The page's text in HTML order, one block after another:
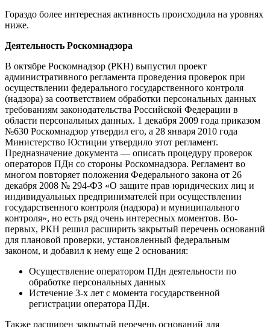
Гораздо более интересная активность происходила на уровнях
ниже.
Деятельность Роскомнадзора
В октябре Роскомнадзор (РКН) выпустил проект
административного регламента проведения проверок при
осуществлении федерального государственного контроля
(надзора) за соответствием обработки персональных данных
требованиям законодательства Российской Федерации в
области персональных данных. 1 декабря 2009 года приказом
№630 Роскомнадзор утвердил его, а 28 января 2010 года
Министерство Юстиции утвердило этот регламент.
Предназначение документа — описать процедуру проверок
операторов ПДн со стороны Роскомнадзора. Регламент во
многом повторяет положения Федерального закона от 26
декабря 2008 № 294-ФЗ «О защите прав юридических лиц и
индивидуальных предпринимателей при осуществлении
государственного контроля (надзора) и муниципального
контроля», но есть ряд очень интересных моментов. Во-
первых, РКН решил расширить закрытый перечень оснований
для плановой проверки, установленный федеральным
законом, и добавил к нему еще 2 основания:
Осуществление оператором ПДн деятельности по
обработке персональных данных
Истечение 3-х лет с момента государственной
регистрации оператора ПДн.
Также расширен закрытый перечень оснований для